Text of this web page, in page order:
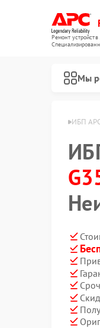
Ремонт устройств
Мы
ИБП